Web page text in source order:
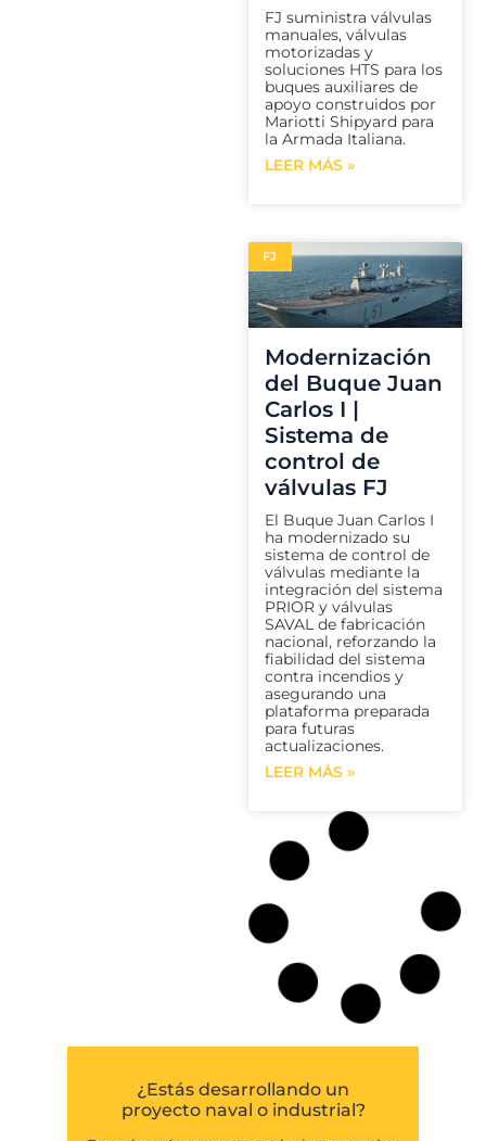
FJ suministra válvulas
manuales, válvulas
motorizadas y
soluciones HTS para los
buques auxiliares de
apoyo construidos por
Mariotti Shipyard para
la Armada Italiana.
LEER MÁS »
FJ
Modernización
del Buque Juan
Carlos I |
Sistema de
control de
válvulas FJ
El Buque Juan Carlos I
ha modernizado su
sistema de control de
válvulas mediante la
integración del sistema
PRIOR y válvulas
SAVAL de fabricación
nacional, reforzando la
fiabilidad del sistema
contra incendios y
asegurando una
plataforma preparada
para futuras
actualizaciones.
LEER MÁS »
FJ
Programa FSS |
Soluciones
integradas de
válvulas
sistema de
control